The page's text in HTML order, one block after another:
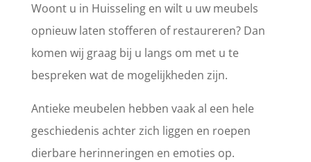
Woont u in Huisseling en wilt u uw meubels
opnieuw laten stofferen of restaureren? Dan
komen wij graag bij u langs om met u te
bespreken wat de mogelijkheden zijn.
Antieke meubelen hebben vaak al een hele
geschiedenis achter zich liggen en roepen
dierbare herinneringen en emoties op.